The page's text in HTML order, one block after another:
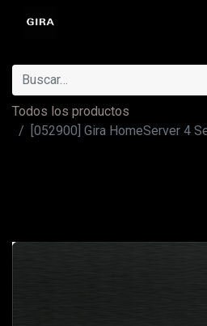
Todos los productos
[052900] Gira HomeServer 4